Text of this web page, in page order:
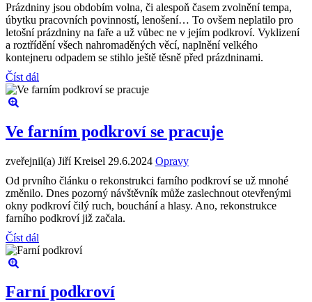
Prázdniny jsou obdobím volna, či alespoň časem zvolnění tempa,
úbytku pracovních povinností, lenošení… To ovšem neplatilo pro
letošní prázdniny na faře a už vůbec ne v jejím podkroví. Vyklizení
a roztřídění všech nahromaděných věcí, naplnění velkého
kontejneru odpadem se stihlo ještě těsně před prázdninami.
Číst dál
Ve farním podkroví se pracuje
zveřejnil(a) Jiří Kreisel 29.6.2024 Opravy
Od prvního článku o rekonstrukci farního podkroví se už mnohé
změnilo. Dnes pozorný návštěvník může zaslechnout otevřenými
okny podkroví čilý ruch, bouchání a hlasy. Ano, rekonstrukce
farního podkroví již začala.
Číst dál
Farní podkroví